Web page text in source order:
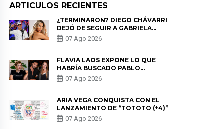
ARTICULOS RECIENTES
¿TERMINARON? DIEGO CHÁVARRI
DEJÓ DE SEGUIR A GABRIELA
HERRERA Y ANUNCIA SU SALIDA
DE PÓDCAST
07 Ago 2026
FLAVIA LAOS EXPONE LO QUE
HABRÍA BUSCADO PABLO
HEREDIA CON ALE FULLER: “UNA
DE LAS PARTES QUERÍA EL
07 Ago 2026
ARIA VEGA CONQUISTA CON EL
LANZAMIENTO DE “TOTOTO (+4)”
07 Ago 2026